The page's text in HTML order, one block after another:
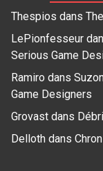
Thespios dans
LePionfesseur
Serious Game
Ramiro dans
Game Designers
Grovast dans
Delloth dans